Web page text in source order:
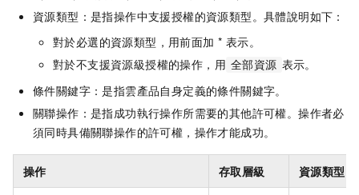
資源類型：是指操作中支援授權的資源類型。具體說明如下：
對於必選的資源類型，用前面加 * 表示。
對於不支援資源級授權的操作，用 全部資源 表示。
條件關鍵字：是指雲產品自身定義的條件關鍵字。
關聯操作：是指成功執行操作所需要的其他許可權。操作者必
須同時具備關聯操作的許可權，操作才能成功。
操作 存取層級 資源類型